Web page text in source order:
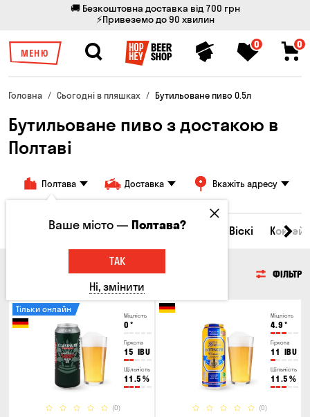
🚚 Безкоштовна доставка від 700 грн
⚡Привеземо до 90 хвилин
МЕНЮ
0 0
Головна Сьогодні в пляшках Бутильоване пиво 0.5л
Бутильоване пиво з достакою в
Полтаві
Полтава Доставка Вкажіть адресу
Всі товари Пиво Сидр Віскі
ФІЛЬТР
Міцність
0 °
Гіркота
15 IBU
Щільність
11.5 %
(0)
Тільки онлайн
Міцність
4.9 °
Гіркота
11 IBU
Щільність
11.5 %
(0)
Ваше місто —Полтава?
ТАК
Ні, змінити